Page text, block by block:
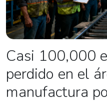
Casi 100,000
perdido en el
manufactura